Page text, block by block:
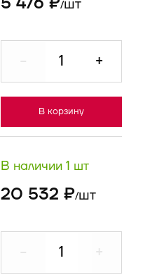
/шт
+
В корзину
В наличии 1 шт
20 532 ₽/шт